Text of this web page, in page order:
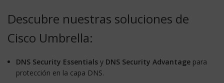
Descubre nuestras soluciones de
Cisco Umbrella:
DNS Security Essentials y DNS Security Advantage para
protección en la capa DNS.